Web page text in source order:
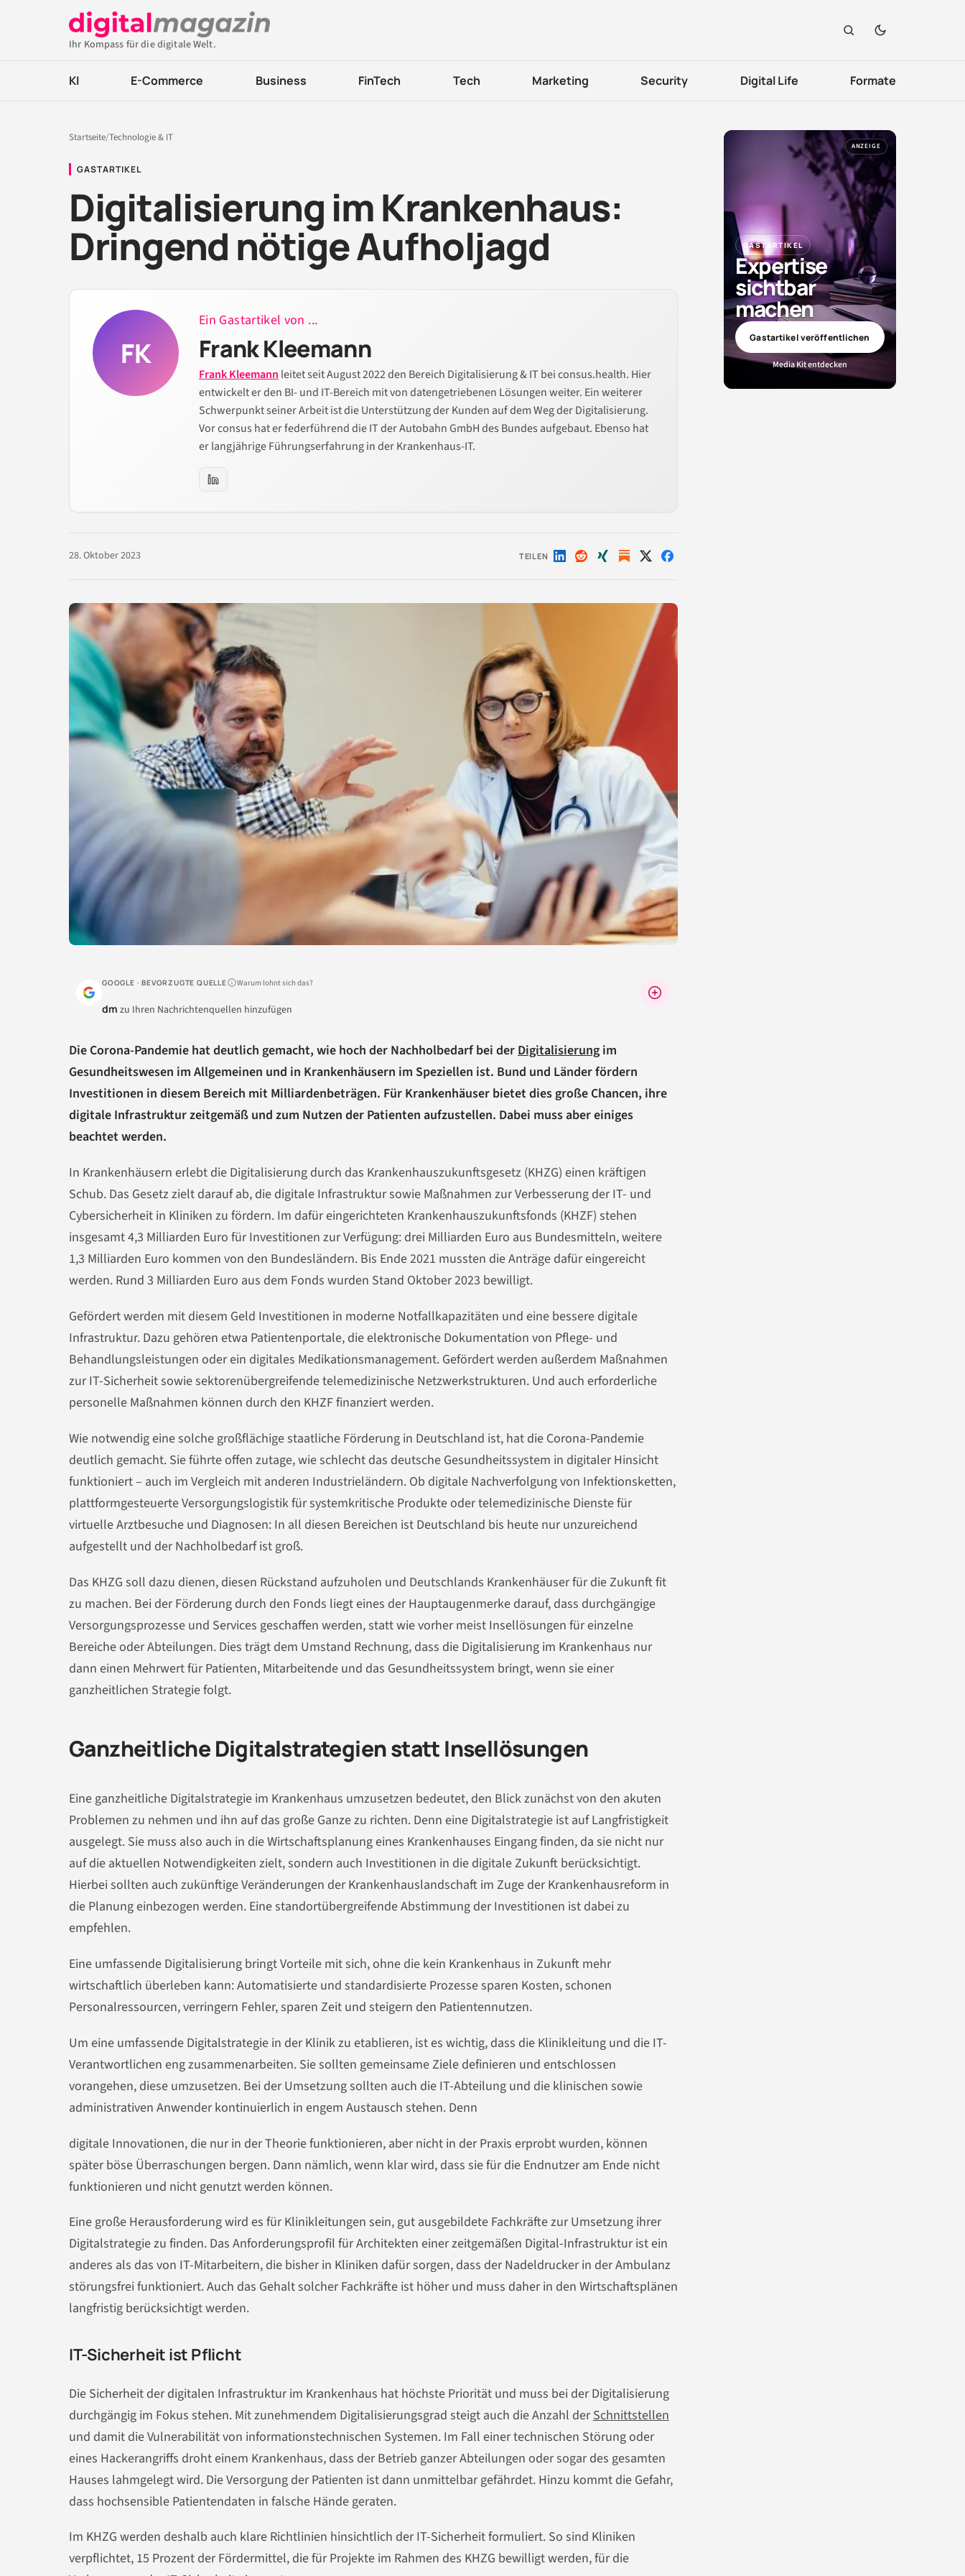
Ihr Kompass für die digitale Welt.
KI E-Commerce Business FinTech Tech Marketing Security Digital Life Formate
Startseite/Technologie & IT
GASTARTIKEL
Digitalisierung im Krankenhaus:
Dringend nötige Aufholjagd
FK
Ein Gastartikel von ...
Frank Kleemann
Frank Kleemann leitet seit August 2022 den Bereich Digitalisierung & IT bei consus.health. Hier
entwickelt er den BI- und IT-Bereich mit von datengetriebenen Lösungen weiter. Ein weiterer
Schwerpunkt seiner Arbeit ist die Unterstützung der Kunden auf dem Weg der Digitalisierung.
Vor consus hat er federführend die IT der Autobahn GmbH des Bundes aufgebaut. Ebenso hat
er langjährige Führungserfahrung in der Krankenhaus-IT.
28. Oktober 2023 TEILEN Auf Auf Auf Auf Auf
GOOGLE · BEVORZUGTE QUELLE Warum lohnt sich das?
dm zu Ihren Nachrichtenquellen hinzufügen
Die Corona-Pandemie hat deutlich gemacht, wie hoch der Nachholbedarf bei derDigitalisierung im
Gesundheitswesen im Allgemeinen und in Krankenhäusern im Speziellen ist. Bund und Länder fördern
Investitionen in diesem Bereich mit Milliardenbeträgen. Für Krankenhäuser bietet dies große Chancen, ihre
digitale Infrastruktur zeitgemäß und zum Nutzen der Patienten aufzustellen. Dabei muss aber einiges
beachtet werden.
In Krankenhäusern erlebt die Digitalisierung durch das Krankenhauszukunftsgesetz (KHZG) einen kräftigen
Schub. Das Gesetz zielt darauf ab, die digitale Infrastruktur sowie Maßnahmen zur Verbesserung der IT- und
Cybersicherheit in Kliniken zu fördern. Im dafür eingerichteten Krankenhauszukunftsfonds (KHZF) stehen
insgesamt 4,3 Milliarden Euro für Investitionen zur Verfügung: drei Milliarden Euro aus Bundesmitteln, weitere
1,3 Milliarden Euro kommen von den Bundesländern. Bis Ende 2021 mussten die Anträge dafür eingereicht
werden. Rund 3 Milliarden Euro aus dem Fonds wurden Stand Oktober 2023 bewilligt.
Gefördert werden mit diesem Geld Investitionen in moderne Notfallkapazitäten und eine bessere digitale
Infrastruktur. Dazu gehören etwa Patientenportale, die elektronische Dokumentation von Pflege- und
Behandlungsleistungen oder ein digitales Medikationsmanagement. Gefördert werden außerdem Maßnahmen
zur IT-Sicherheit sowie sektorenübergreifende telemedizinische Netzwerkstrukturen. Und auch erforderliche
personelle Maßnahmen können durch den KHZF finanziert werden.
Wie notwendig eine solche großflächige staatliche Förderung in Deutschland ist, hat die Corona-Pandemie
deutlich gemacht. Sie führte offen zutage, wie schlecht das deutsche Gesundheitssystem in digitaler Hinsicht
funktioniert – auch im Vergleich mit anderen Industrieländern. Ob digitale Nachverfolgung von Infektionsketten,
plattformgesteuerte Versorgungslogistik für systemkritische Produkte oder telemedizinische Dienste für
virtuelle Arztbesuche und Diagnosen: In all diesen Bereichen ist Deutschland bis heute nur unzureichend
aufgestellt und der Nachholbedarf ist groß.
Das KHZG soll dazu dienen, diesen Rückstand aufzuholen und Deutschlands Krankenhäuser für die Zukunft fit
zu machen. Bei der Förderung durch den Fonds liegt eines der Hauptaugenmerke darauf, dass durchgängige
Versorgungsprozesse und Services geschaffen werden, statt wie vorher meist Insellösungen für einzelne
Bereiche oder Abteilungen. Dies trägt dem Umstand Rechnung, dass die Digitalisierung im Krankenhaus nur
dann einen Mehrwert für Patienten, Mitarbeitende und das Gesundheitssystem bringt, wenn sie einer
ganzheitlichen Strategie folgt.
Ganzheitliche Digitalstrategien statt Insellösungen
Eine ganzheitliche Digitalstrategie im Krankenhaus umzusetzen bedeutet, den Blick zunächst von den akuten
Problemen zu nehmen und ihn auf das große Ganze zu richten. Denn eine Digitalstrategie ist auf Langfristigkeit
ausgelegt. Sie muss also auch in die Wirtschaftsplanung eines Krankenhauses Eingang finden, da sie nicht nur
auf die aktuellen Notwendigkeiten zielt, sondern auch Investitionen in die digitale Zukunft berücksichtigt.
Hierbei sollten auch zukünftige Veränderungen der Krankenhauslandschaft im Zuge der Krankenhausreform in
die Planung einbezogen werden. Eine standortübergreifende Abstimmung der Investitionen ist dabei zu
empfehlen.
Eine umfassende Digitalisierung bringt Vorteile mit sich, ohne die kein Krankenhaus in Zukunft mehr
wirtschaftlich überleben kann: Automatisierte und standardisierte Prozesse sparen Kosten, schonen
Personalressourcen, verringern Fehler, sparen Zeit und steigern den Patientennutzen.
Um eine umfassende Digitalstrategie in der Klinik zu etablieren, ist es wichtig, dass die Klinikleitung und die IT-
Verantwortlichen eng zusammenarbeiten. Sie sollten gemeinsame Ziele definieren und entschlossen
vorangehen, diese umzusetzen. Bei der Umsetzung sollten auch die IT-Abteilung und die klinischen sowie
administrativen Anwender kontinuierlich in engem Austausch stehen. Denn
digitale Innovationen, die nur in der Theorie funktionieren, aber nicht in der Praxis erprobt wurden, können
später böse Überraschungen bergen. Dann nämlich, wenn klar wird, dass sie für die Endnutzer am Ende nicht
funktionieren und nicht genutzt werden können.
Eine große Herausforderung wird es für Klinikleitungen sein, gut ausgebildete Fachkräfte zur Umsetzung ihrer
Digitalstrategie zu finden. Das Anforderungsprofil für Architekten einer zeitgemäßen Digital-Infrastruktur ist ein
anderes als das von IT-Mitarbeitern, die bisher in Kliniken dafür sorgen, dass der Nadeldrucker in der Ambulanz
störungsfrei funktioniert. Auch das Gehalt solcher Fachkräfte ist höher und muss daher in den Wirtschaftsplänen
langfristig berücksichtigt werden.
IT-Sicherheit ist Pflicht
Die Sicherheit der digitalen Infrastruktur im Krankenhaus hat höchste Priorität und muss bei der Digitalisierung
durchgängig im Fokus stehen. Mit zunehmendem Digitalisierungsgrad steigt auch die Anzahl derSchnittstellen
und damit die Vulnerabilität von informationstechnischen Systemen. Im Fall einer technischen Störung oder
eines Hackerangriffs droht einem Krankenhaus, dass der Betrieb ganzer Abteilungen oder sogar des gesamten
Hauses lahmgelegt wird. Die Versorgung der Patienten ist dann unmittelbar gefährdet. Hinzu kommt die Gefahr,
dass hochsensible Patientendaten in falsche Hände geraten.
Im KHZG werden deshalb auch klare Richtlinien hinsichtlich der IT-Sicherheit formuliert. So sind Kliniken
verpflichtet, 15 Prozent der Fördermittel, die für Projekte im Rahmen des KHZG bewilligt werden, für die
ANZEIGE
GASTARTIKEL
Expertise
sichtbar
machen
Gastartikel veröffentlichen
Media Kit entdecken